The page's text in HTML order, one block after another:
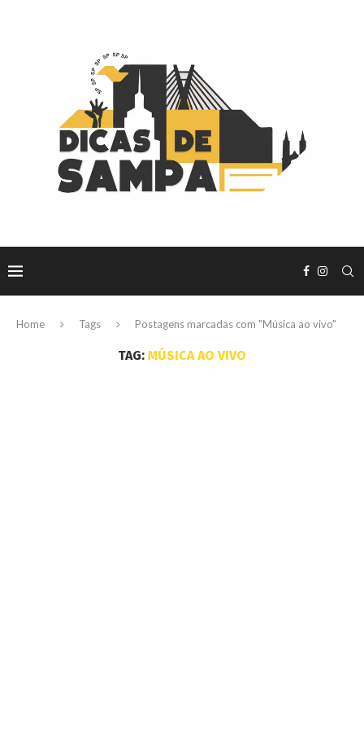
Home Tags Postagens marcadas com "Música ao vivo"
TAG: MÚSICA AO VIVO